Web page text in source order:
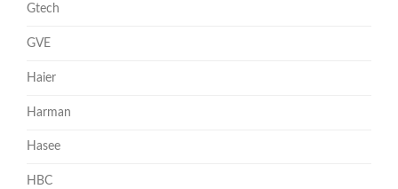
Gtech
GVE
Haier
Harman
Hasee
HBC